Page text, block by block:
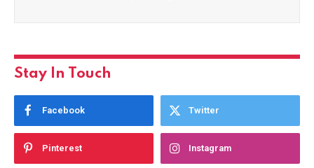
Stay In Touch
Facebook Twitter
Pinterest Instagram